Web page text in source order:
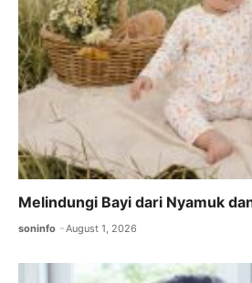
k
Melindungi Bayi dari Nyamuk
soninfo August 1, 2026